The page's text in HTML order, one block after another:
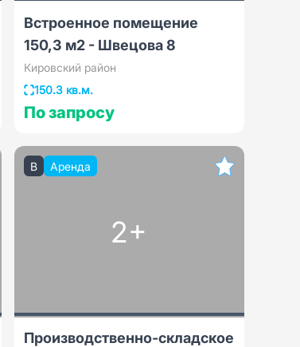
Встроенное помещение
150,3 м2 - Швецова 8
Кировский район
150.3 кв.м.
По запросу
B Аренда
2+
Производственно-складское